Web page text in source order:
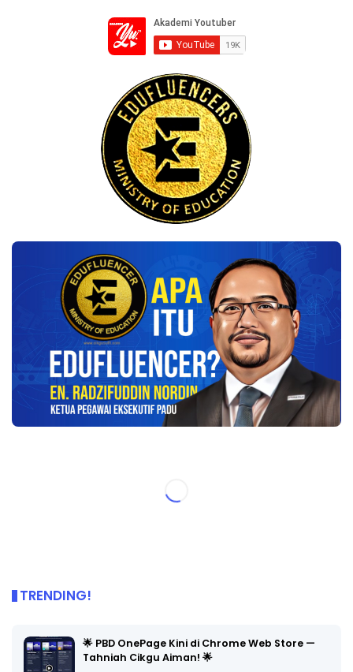
TRENDING!
🌟 PBD OnePage Kini di Chrome Web Store —
Tahniah Cikgu Aiman! 🌟